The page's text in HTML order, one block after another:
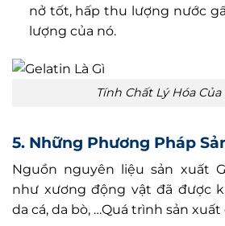
nở tốt, hấp thu lượng nước
lượng của nó.
Tính Chất Lý Hóa
5. Những Phương Pháp
Nguồn nguyên liệu sản xuất
như xương động vật đã được
da cá, da bò, …Quá trình sản xuất